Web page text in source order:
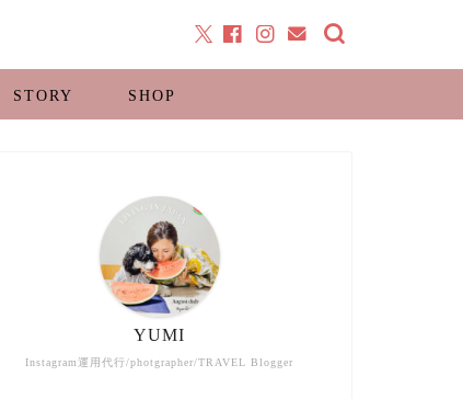
STORY SHOP
Instagram運用代行/photgrapher/TRAVEL Blogger
YUMI